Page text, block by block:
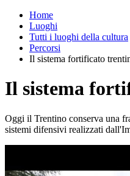
Home
Luoghi
Tutti i luoghi della cultura
Percorsi
Il sistema fortificato
Il sistema
Oggi il Trentino conserva una
sistemi difensivi realizzati